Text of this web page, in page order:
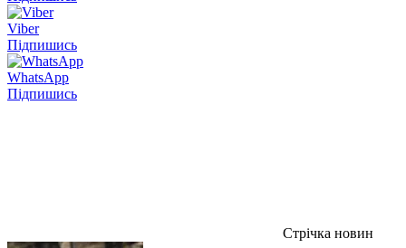
Viber
Підпишись
WhatsApp
Підпишись
Стрічка новин